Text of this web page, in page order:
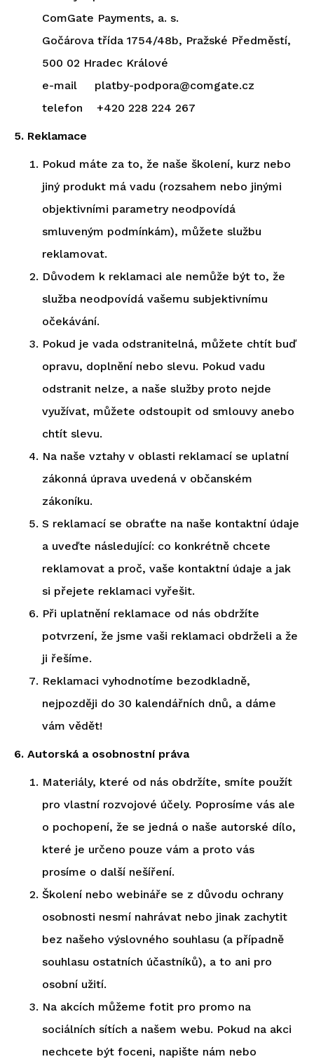
ComGate Payments, a. s.
Gočárova třída 1754/48b, Pražské Předměstí,
500 02 Hradec Králové
e-mail platby-podpora@comgate.cz
telefon +420 228 224 267
5. Reklamace
Pokud máte za to, že naše školení, kurz nebo
jiný produkt má vadu (rozsahem nebo jinými
objektivními parametry neodpovídá
smluveným podmínkám), můžete službu
reklamovat.
Důvodem k reklamaci ale nemůže být to, že
služba neodpovídá vašemu subjektivnímu
očekávání.
Pokud je vada odstranitelná, můžete chtít buď
opravu, doplnění nebo slevu. Pokud vadu
odstranit nelze, a naše služby proto nejde
využívat, můžete odstoupit od smlouvy anebo
chtít slevu.
Na naše vztahy v oblasti reklamací se uplatní
zákonná úprava uvedená v občanském
zákoníku.
S reklamací se obraťte na naše kontaktní údaje
a uveďte následující: co konkrétně chcete
reklamovat a proč, vaše kontaktní údaje a jak
si přejete reklamaci vyřešit.
Při uplatnění reklamace od nás obdržíte
potvrzení, že jsme vaši reklamaci obdrželi a že
ji řešíme.
Reklamaci vyhodnotíme bezodkladně,
nejpozději do 30 kalendářních dnů, a dáme
vám vědět!
6. Autorská a osobnostní práva
Materiály, které od nás obdržíte, smíte použít
pro vlastní rozvojové účely. Poprosíme vás ale
o pochopení, že se jedná o naše autorské dílo,
které je určeno pouze vám a proto vás
prosíme o další nešíření.
Školení nebo webináře se z důvodu ochrany
osobnosti nesmí nahrávat nebo jinak zachytit
bez našeho výslovného souhlasu (a případně
souhlasu ostatních účastníků), a to ani pro
osobní užití.
Na akcích můžeme fotit pro promo na
sociálních sítích a našem webu. Pokud na akci
nechcete být foceni, napište nám nebo